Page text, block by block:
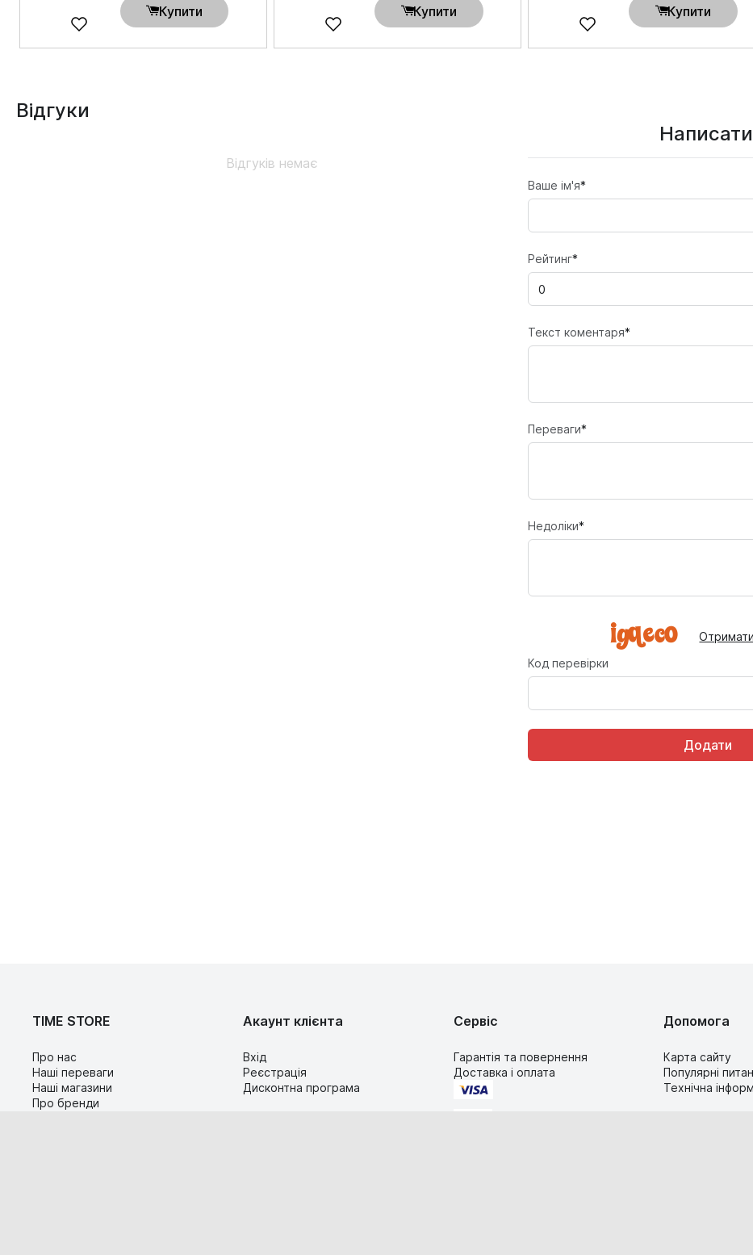
Купити Купити Купити
Відгуки
Відгуків немає
Написати
Ваше ім'я*
Рейтинг*
Текст коментаря*
Переваги*
Недоліки*
Код перевірки
TIME STORE
Про нас
Наші переваги
Наші магазини
Про бренди
Акаунт клієнта
Вхід
Реєстрація
Дисконтна програма
Сервіс
Гарантія та повернення
Доставка і оплата
Допомога
Карта сайту
Популярні
Технічна